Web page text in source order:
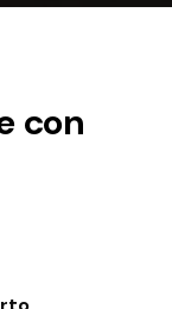
con